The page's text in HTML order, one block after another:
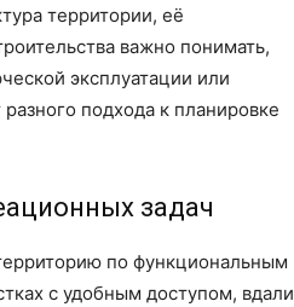
территории, её
важно понимать,
эксплуатации или
подхода к планировке
задач
по функциональным
с удобным доступом, вдали